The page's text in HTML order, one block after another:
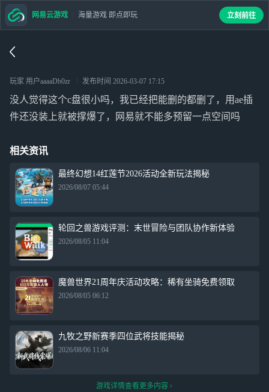
玩家 用户aaaaDb0zr 发布时间 2026-03-07 17:15
没人觉得这个c盘很小吗，我已经把能删的都删了，用ae插
件还没装上就被撑爆了，网易就不能多预留一点空间吗
相关资讯
最终幻想14红莲节2026活动全新玩法揭秘
2026/08/07 05:44
轮回之兽游戏评测：末世冒险与团队协作新体验
2026/08/05 11:04
魔兽世界21周年庆活动攻略：稀有坐骑免费领取
2026/08/05 06:12
九牧之野新赛季四位武将技能揭秘
2026/08/06 11:04
游戏详情查看更多内容
网易云游戏 海量游戏 即点即玩 立刻前往